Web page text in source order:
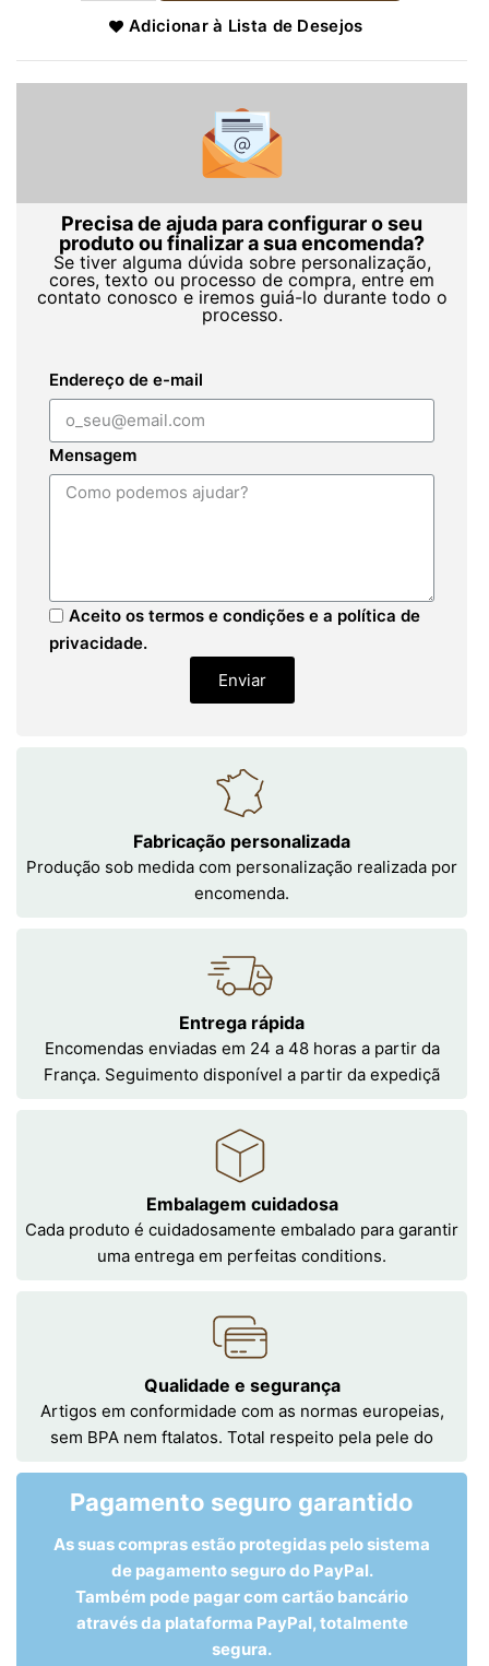
Adicionar à Lista de Desejos
Precisa de ajuda para configurar o seu
produto ou finalizar a sua encomenda?
Se tiver alguma dúvida sobre personalização,
cores, texto ou processo de compra, entre em
contato conosco e iremos guiá-lo durante todo o
processo.
Endereço de e-mail
Mensagem
Aceito os termos e condições e a política de
privacidade.
Enviar
Fabricação personalizada
Produção sob medida com personalização realizada por
encomenda.
Entrega rápida
Encomendas enviadas em 24 a 48 horas a partir da
França. Seguimento disponível a partir da expediçã
Embalagem cuidadosa
Cada produto é cuidadosamente embalado para garantir
uma entrega em perfeitas conditions.
Qualidade e segurança
Artigos em conformidade com as normas europeias,
sem BPA nem ftalatos. Total respeito pela pele do
Pagamento seguro garantido
As suas compras estão protegidas pelo sistema
de pagamento seguro do PayPal.
Também pode pagar com cartão bancário
através da plataforma PayPal, totalmente
segura.